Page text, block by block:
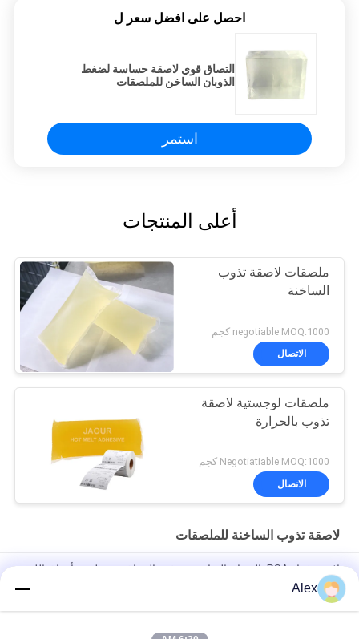
احصل على افضل سعر ل
التصاق قوي لاصقة حساسة لضغط
الذوبان الساخن للملصقات
استمر
أعلى المنتجات
ملصقات لاصقة تذوب
الساخنة
negotiable MOQ:1000 كجم
الاتصال
ملصقات لوجستية لاصقة
تذوب بالحرارة
Negotiatiable MOQ:1000 كجم
الاتصال
لاصقة تذوب الساخنة للملصقات
لاصق غراء PSA بالذوبان الساخن مع قوة التصاق جيدة لصنع أوراق اللثة
الورقية
صمغ ذوبان ساخن لصلب زجاجات الزجاج
Alex